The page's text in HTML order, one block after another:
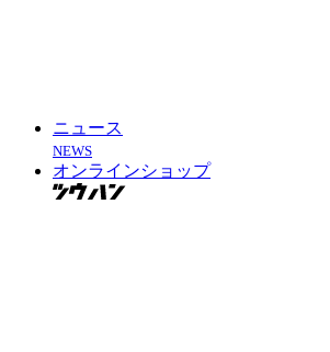
ニュース
NEWS
オンラインショップ